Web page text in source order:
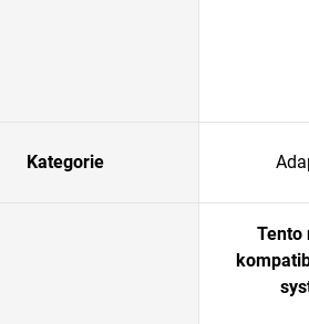
Kategorie
Tento